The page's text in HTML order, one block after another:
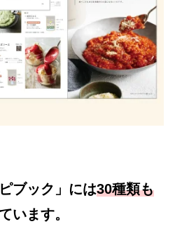
ブック」には30種類も
います。